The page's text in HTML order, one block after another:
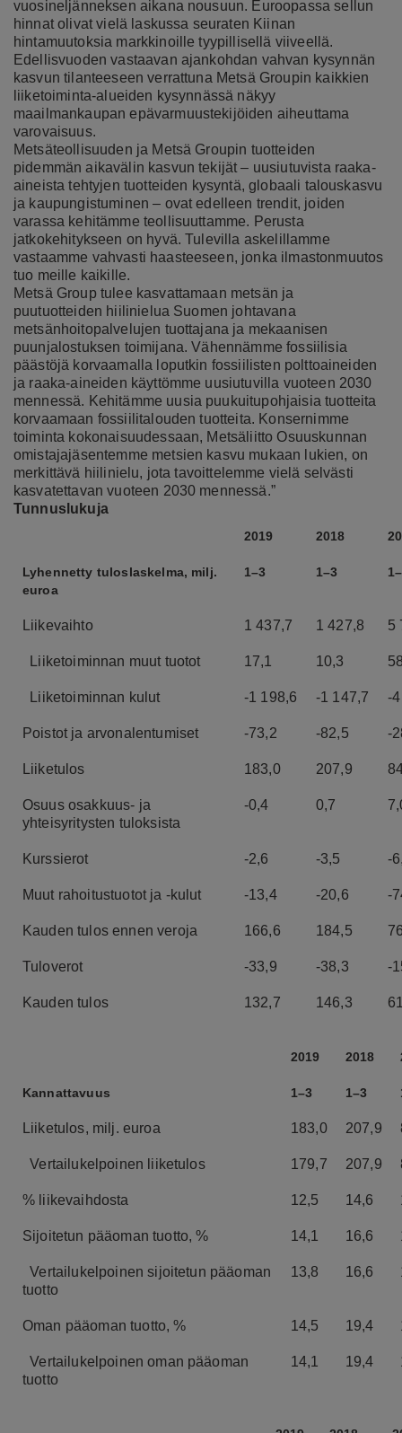
vuosineljänneksen aikana nousuun. Euroopassa sellun
hinnat olivat vielä laskussa seuraten Kiinan
hintamuutoksia markkinoille tyypillisellä viiveellä.
Edellisvuoden vastaavan ajankohdan vahvan kysynnän
kasvun tilanteeseen verrattuna Metsä Groupin kaikkien
liiketoiminta-alueiden kysynnässä näkyy
maailmankaupan epävarmuustekijöiden aiheuttama
varovaisuus.
Metsäteollisuuden ja Metsä Groupin tuotteiden
pidemmän aikavälin kasvun tekijät – uusiutuvista raaka-
aineista tehtyjen tuotteiden kysyntä, globaali talouskasvu
ja kaupungistuminen – ovat edelleen trendit, joiden
varassa kehitämme teollisuuttamme. Perusta
jatkokehitykseen on hyvä. Tulevilla askelillamme
vastaamme vahvasti haasteeseen, jonka ilmastonmuutos
tuo meille kaikille.
Metsä Group tulee kasvattamaan metsän ja
puutuotteiden hiilinielua Suomen johtavana
metsänhoitopalvelujen tuottajana ja mekaanisen
puunjalostuksen toimijana. Vähennämme fossiilisia
päästöjä korvaamalla loputkin fossiilisten polttoaineiden
ja raaka-aineiden käyttömme uusiutuvilla vuoteen 2030
mennessä. Kehitämme uusia puukuitupohjaisia tuotteita
korvaamaan fossiilitalouden tuotteita. Konsernimme
toiminta kokonaisuudessaan, Metsäliitto Osuuskunnan
omistajajäsentemme metsien kasvu mukaan lukien, on
merkittävä hiilinielu, jota tavoittelemme vielä selvästi
kasvatettavan vuoteen 2030 mennessä.”
Tunnuslukuja
2019 2018
Lyhennetty tuloslaskelma, milj.
euroa
1–3 1–3
Liikevaihto 1 437,7 1 427,8 5
Liiketoiminnan muut tuotot 17,1 10,3
Liiketoiminnan kulut -1 198,6 -1 147,7 -
Poistot ja arvonalentumiset -73,2 -82,5 -
Liiketulos 183,0 207,9
Osuus osakkuus- ja
yhteisyritysten tuloksista
-0,4 0,7
Kurssierot -2,6 -3,5 -
Muut rahoitustuotot ja -kulut -13,4 -20,6 -
Kauden tulos ennen veroja 166,6 184,5
Tuloverot -33,9 -38,3 -
Kauden tulos 132,7 146,3
2019 2018
Kannattavuus 1–3 1–3
Liiketulos, milj. euroa 183,0 207,9
Vertailukelpoinen liiketulos 179,7 207,9
% liikevaihdosta 12,5 14,6
Sijoitetun pääoman tuotto, % 14,1 16,6
Vertailukelpoinen sijoitetun pääoman
tuotto
13,8 16,6
Oman pääoman tuotto, % 14,5 19,4
Vertailukelpoinen oman pääoman
tuotto
14,1 19,4